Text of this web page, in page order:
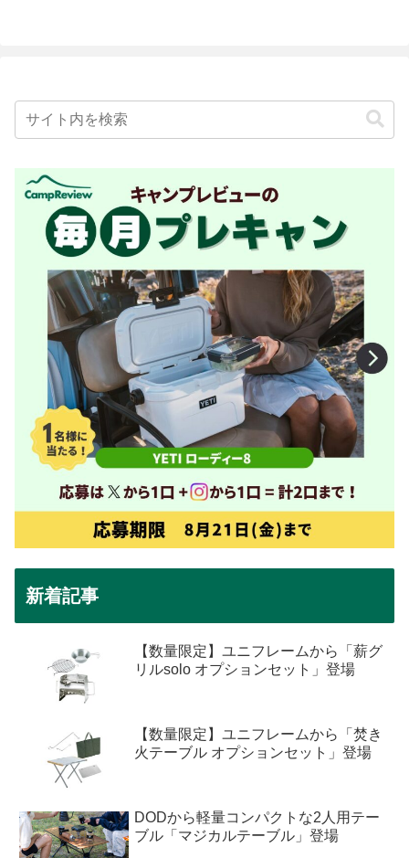
新着記事
【数量限定】ユニフレームから「薪グ
リルsolo オプションセット」登場
【数量限定】ユニフレームから「焚き
火テーブル オプションセット」登場
DODから軽量コンパクトな2人用テー
ブル「マジカルテーブル」登場